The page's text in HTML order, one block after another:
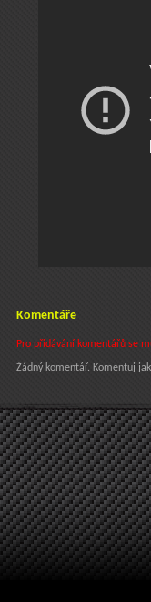
Komentáře
Pro přidávání komentářů se
Žádný komentář. Komentuj